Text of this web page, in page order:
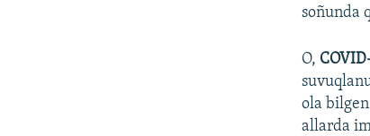
soñunda
O,
ola
allarda